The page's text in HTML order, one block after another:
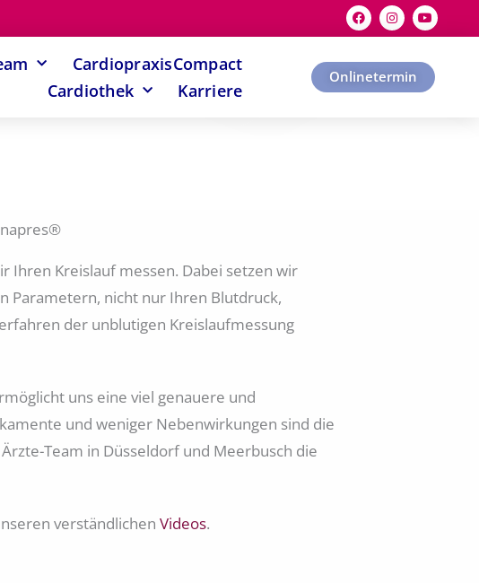
F
a
c
b
o
o
k
I
n
s
a
g
r
a
Y
o
u
u
b
e
CardiopraxisCompact
Cardiothek
Karriere
Onlinetermin
Ihren Kreislauf messen. Dabei setzen wir
Parametern, nicht nur Ihren Blutdruck,
der unblutigen Kreislaufmessung
uns eine viel genauere und
und weniger Nebenwirkungen sind die
Team in Düsseldorf und Meerbusch die
verständlichen Videos.